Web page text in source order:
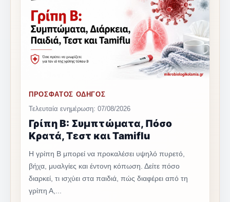
ΠΡΟΣΦΑΤΟΣ ΟΔΗΓΟΣ
Τελευταία ενημέρωση: 07/08/2026
Γρίπη Β: Συμπτώματα, Πόσο
Κρατά, Τεστ και Tamiflu
Η γρίπη Β μπορεί να προκαλέσει υψηλό πυρετό,
βήχα, μυαλγίες και έντονη κόπωση. Δείτε πόσο
διαρκεί, τι ισχύει στα παιδιά, πώς διαφέρει από τη
γρίπη Α,...